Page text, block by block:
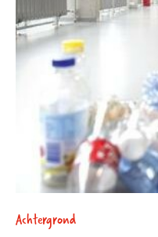
Achtergrond